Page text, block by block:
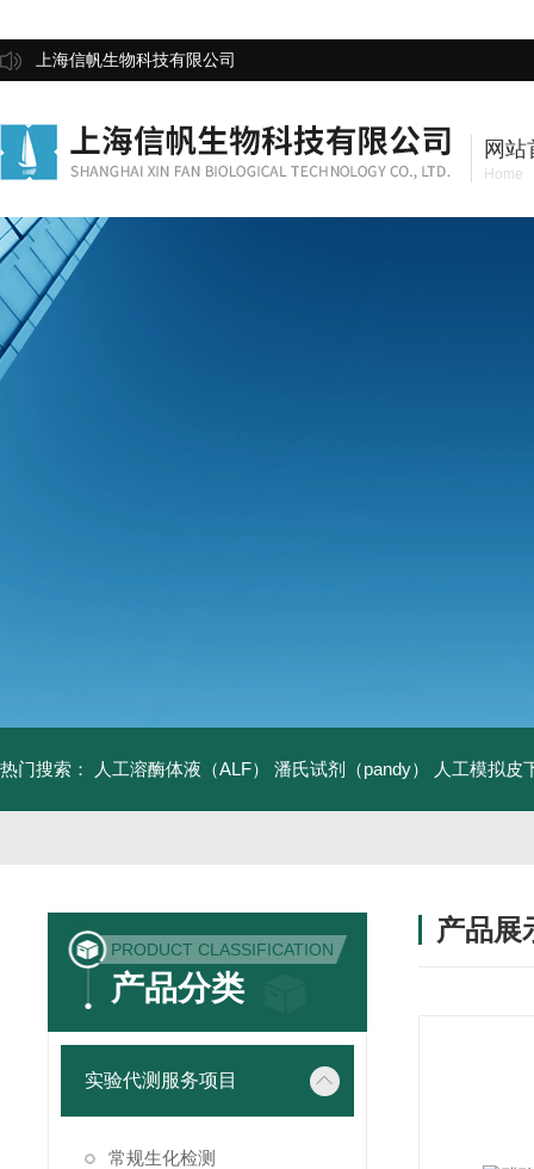
上海信帆生物科技有限公司
网站
Home
热门搜索： 人工溶酶体液（ALF） 潘氏试剂（pandy） 人工模拟皮
PRODUCT CLASSIFICATION
产品分类
实验代测服务项目
常规生化检测
产品展